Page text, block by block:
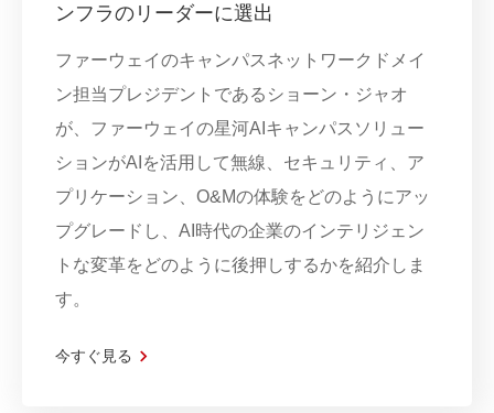
ンフラのリーダーに選出
ファーウェイのキャンパスネットワークドメイ
ン担当プレジデントであるショーン・ジャオ
が、ファーウェイの星河AIキャンパスソリュー
ションがAIを活用して無線、セキュリティ、ア
プリケーション、O&Mの体験をどのようにアッ
プグレードし、AI時代の企業のインテリジェン
トな変革をどのように後押しするかを紹介しま
す。
今すぐ見る